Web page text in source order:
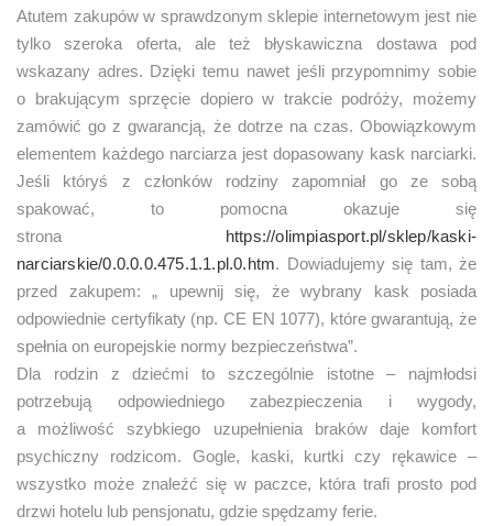
Atutem zakupów w sprawdzonym sklepie internetowym jest nie
tylko szeroka oferta, ale też błyskawiczna dostawa pod
wskazany adres. Dzięki temu nawet jeśli przypomnimy sobie
o brakującym sprzęcie dopiero w trakcie podróży, możemy
zamówić go z gwarancją, że dotrze na czas. Obowiązkowym
elementem każdego narciarza jest dopasowany kask narciarki.
Jeśli któryś z członków rodziny zapomniał go ze sobą
spakować, to pomocna okazuje się
strona https://olimpiasport.pl/sklep/kaski-
narciarskie/0.0.0.0.475.1.1.pl.0.htm. Dowiadujemy się tam, że
przed zakupem: „ upewnij się, że wybrany kask posiada
odpowiednie certyfikaty (np. CE EN 1077), które gwarantują, że
spełnia on europejskie normy bezpieczeństwa”.
Dla rodzin z dziećmi to szczególnie istotne – najmłodsi
potrzebują odpowiedniego zabezpieczenia i wygody,
a możliwość szybkiego uzupełnienia braków daje komfort
psychiczny rodzicom. Gogle, kaski, kurtki czy rękawice –
wszystko może znaleźć się w paczce, która trafi prosto pod
drzwi hotelu lub pensjonatu, gdzie spędzamy ferie.